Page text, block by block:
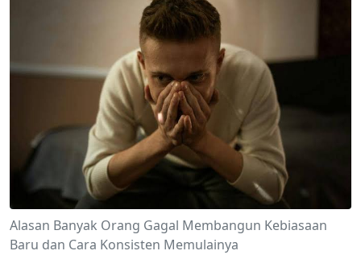
Alasan Banyak Orang Gagal Membangun Kebiasaan
Baru dan Cara Konsisten Memulainya